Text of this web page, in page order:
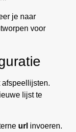
je naar
voor
afspeellijsten.
lijst te
url invoeren.